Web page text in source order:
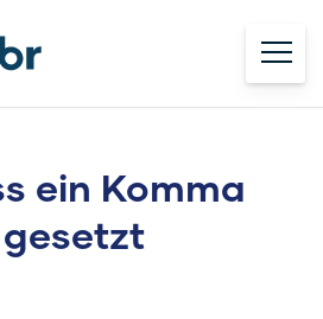
ein Komma
gesetzt